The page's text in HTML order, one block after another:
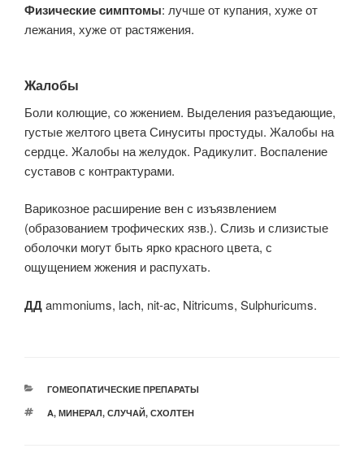
Физические симптомы: лучше от купания, хуже от
лежания, хуже от растяжения.
Жалобы
Боли колющие, со жжением. Выделения разъедающие,
густые желтого цвета Синуситы простуды. Жалобы на
сердце. Жалобы на желудок. Радикулит. Воспаление
суставов с контрактурами.
Варикозное расширение вен с изъязвлением
(образованием трофических язв.). Слизь и слизистые
оболочки могут быть ярко красного цвета, с
ощущением жжения и распухать.
ДДammoniums, lach, nit-ac, Nitricums, Sulphuricums.
РУБРИКИ
ГОМЕОПАТИЧЕСКИЕ ПРЕПАРАТЫ
МЕТКИ
A, МИНЕРАЛ, СЛУЧАЙ, СХОЛТЕН